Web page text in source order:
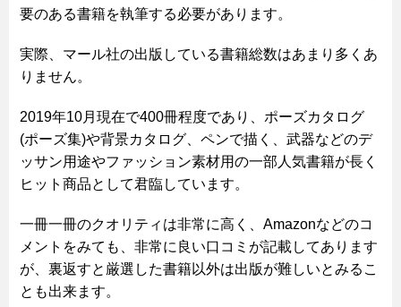
要のある書籍を執筆する必要があります。
実際、マール社の出版している書籍総数はあまり多くあ
りません。
2019年10月現在で400冊程度であり、ポーズカタログ
(ポーズ集)や背景カタログ、ペンで描く、武器などのデ
ッサン用途やファッション素材用の一部人気書籍が長く
ヒット商品として君臨しています。
一冊一冊のクオリティは非常に高く、Amazonなどのコ
メントをみても、非常に良い口コミが記載してあります
が、裏返すと厳選した書籍以外は出版が難しいとみるこ
とも出来ます。